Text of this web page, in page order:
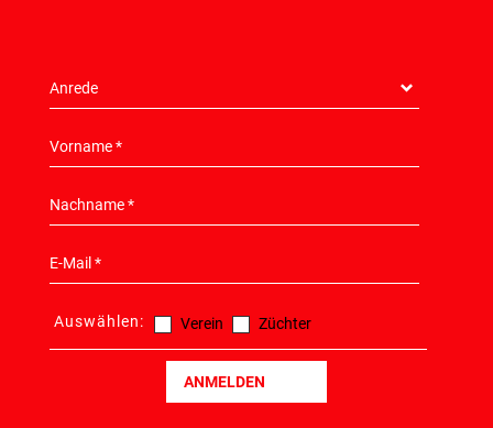
Auswählen: Verein Züchter
ANMELDEN